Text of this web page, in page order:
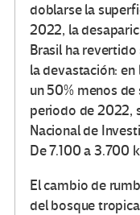
doblarse la
2022, la
Brasil ha
la devastación: en
un 50% menos
periodo de 2022,
Nacional de
De 7.100 a 3.700
El cambio de
del bosque